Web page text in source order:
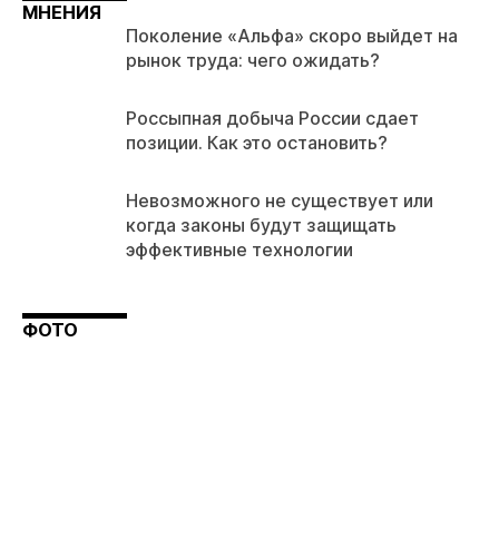
МНЕНИЯ
Поколение «Альфа» скоро выйдет на
рынок труда: чего ожидать?
Россыпная добыча России сдает
позиции. Как это остановить?
Невозможного не существует или
когда законы будут защищать
эффективные технологии
ФОТО